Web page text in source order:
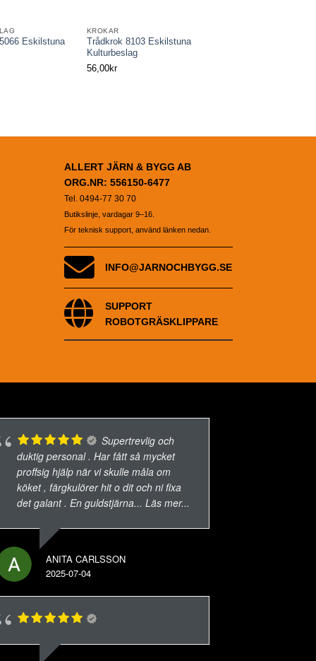
Eskilstuna
KROKAR
Trådkrok 8103 Eskilstuna
Kulturbeslag
56,00kr
ALLERT JÄRN & BYGG AB
ORG.NR: 556150-6477
Tel. 0494-77 30 70
Butikslinje, vardagar 9–16.
För teknisk support, använd länken nedan.
INFO@JARNOCHBYGG.SE
SUPPORT
ROBOTGRÄSKLIPPARE
Supertrevlig och
duktig personal . Har fått så mycket
proffsig hjälp när vi skulle måla om
köket , färgkulörer hit o dit och ni fixa
det galant . En guldstjärna... Läs mer...
ANITA CARLSSON
2025-07-04